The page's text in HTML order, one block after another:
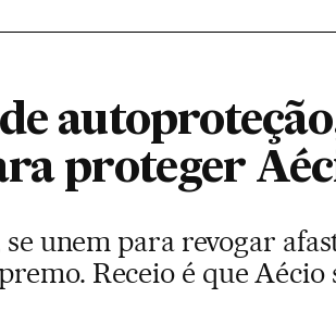
proteger
unem para revogar
Receio é que